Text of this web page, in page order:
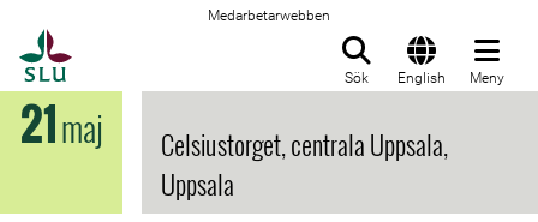
Medarbetarwebben
Sök English Meny
21maj
Celsiustorget, centrala Uppsala,
Uppsala